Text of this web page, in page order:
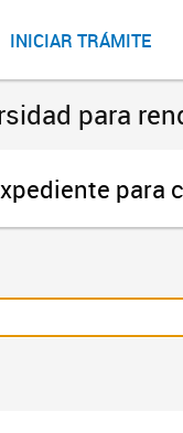
INICIAR TRÁMITE
para
para